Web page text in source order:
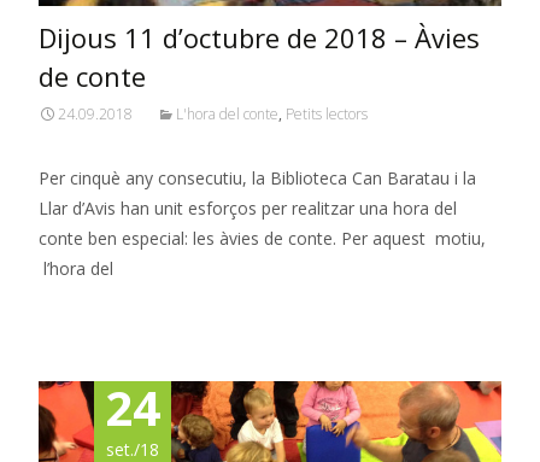
Dijous 11 d’octubre de 2018 – Àvies
de conte
24.09.2018 L'hora del conte, Petits lectors
Per cinquè any consecutiu, la Biblioteca Can Baratau i la
Llar d’Avis han unit esforços per realitzar una hora del
conte ben especial: les àvies de conte. Per aquest motiu,
l’hora del
24
set./18